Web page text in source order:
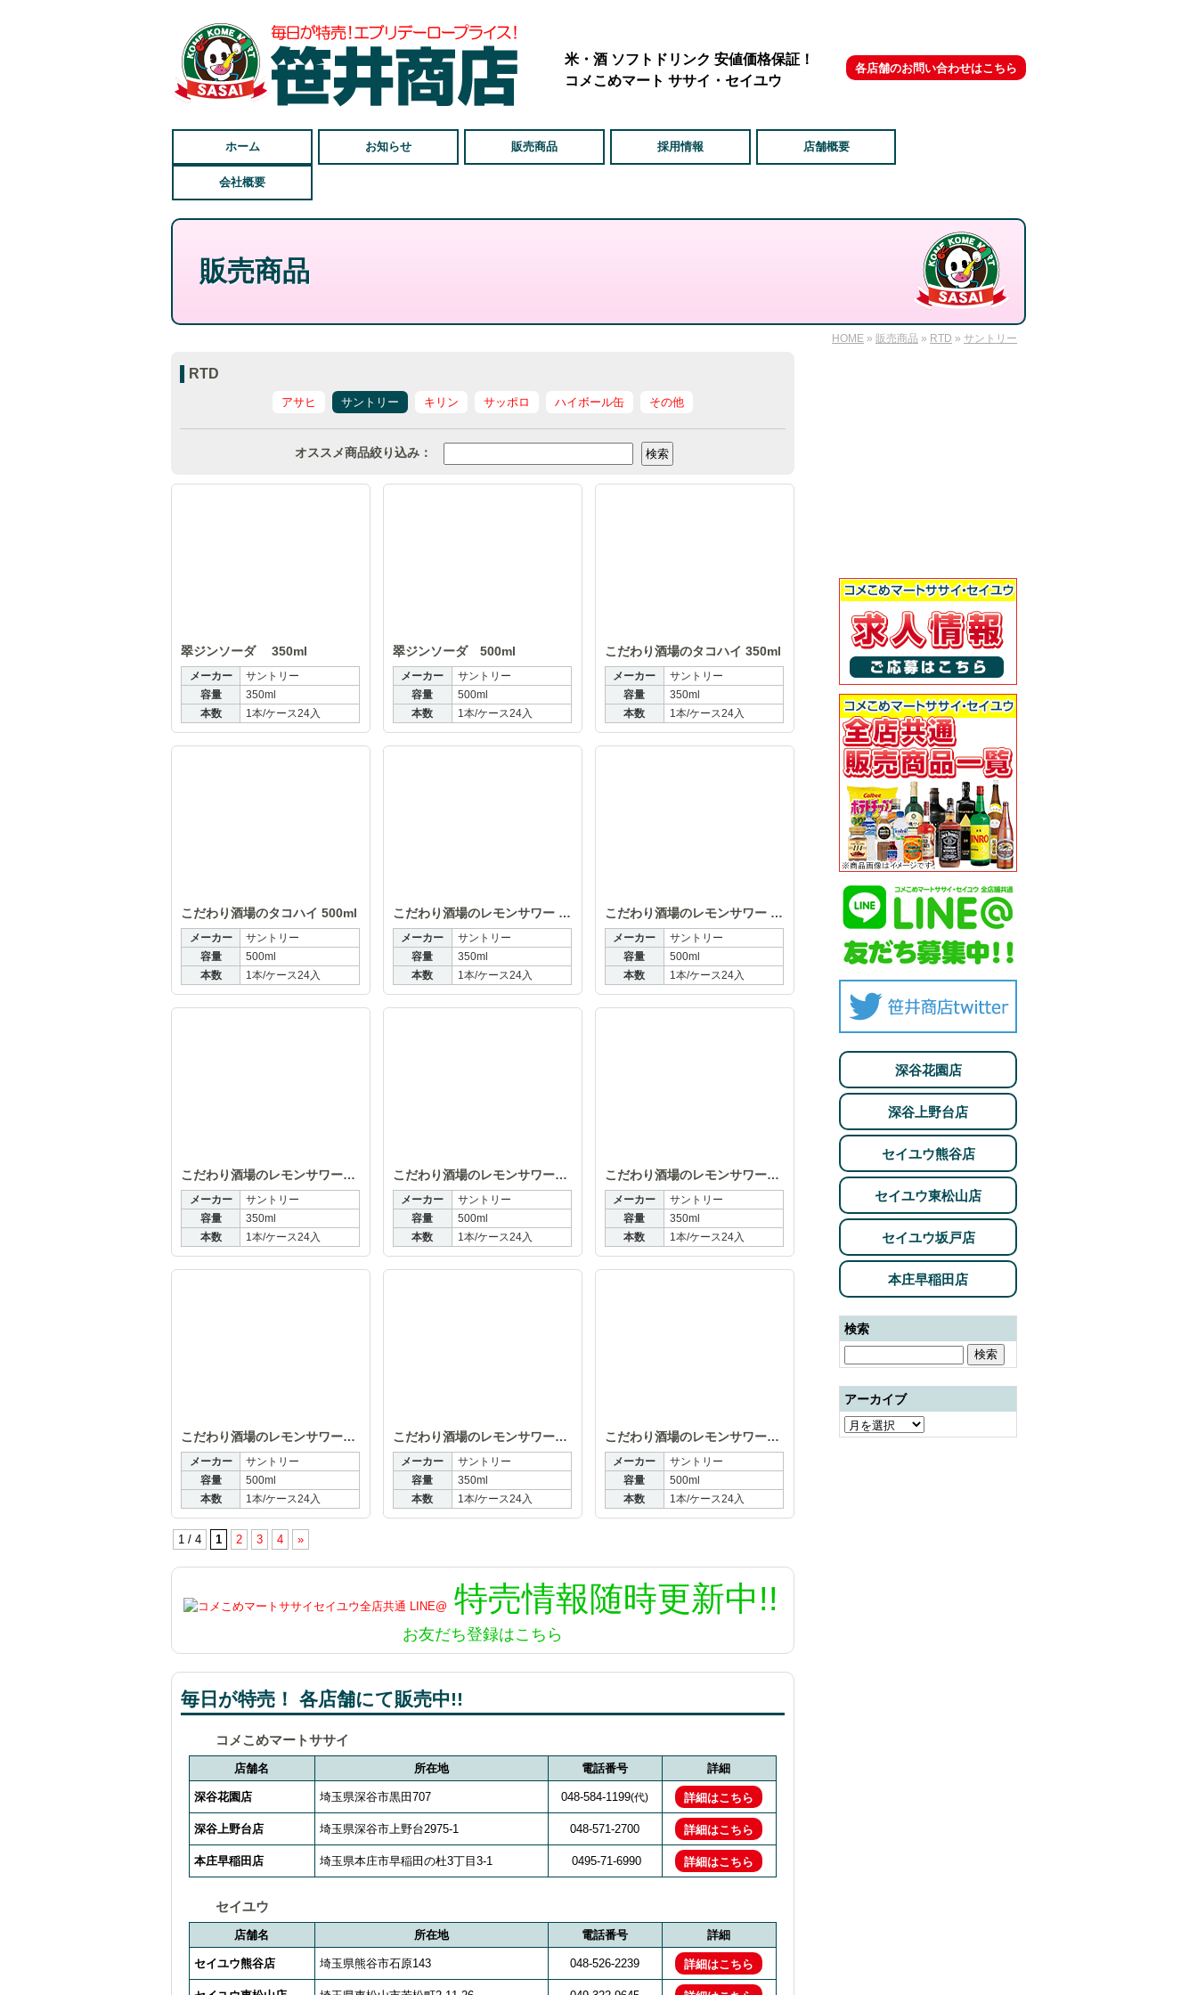
米・酒 ソフトドリンク 安値価格保証！
コメこめマート ササイ・セイユウ
各店舗のお問い合わせはこちら
ホーム お知らせ 販売商品 採用情報 店舗概要
会社概要
販売商品
HOME » 販売商品 » RTD » サントリー
深谷花園店
深谷上野台店
セイユウ熊谷店
セイユウ東松山店
セイユウ坂戸店
本庄早稲田店
検索
アーカイブ
RTD
アサヒ サントリー キリン サッポロ ハイボール缶 その他
オススメ商品絞り込み：
翠ジンソーダ 350ml
メーカー
サントリー
容量
350ml
本数
1本/ケース24入
翠ジンソーダ 500ml
メーカー
サントリー
容量
500ml
本数
1本/ケース24入
こだわり酒場のタコハイ 350ml
メーカー
サントリー
容量
350ml
本数
1本/ケース24入
こだわり酒場のタコハイ 500ml
メーカー
サントリー
容量
500ml
本数
1本/ケース24入
こだわり酒場のレモンサワー 350ml
メーカー
サントリー
容量
350ml
本数
1本/ケース24入
こだわり酒場のレモンサワー 500ml
こだわり酒場のレモンサワー 500ml
メーカー
サントリー
容量
500ml
本数
1本/ケース24入
こだわり酒場のレモンサワー〈キリッと辛口〉350ml
メーカー
サントリー
容量
350ml
本数
1本/ケース24入
こだわり酒場のレモンサワー〈キリッと辛口〉 500ml
メーカー
サントリー
容量
500ml
本数
1本/ケース24入
こだわり酒場のレモンサワー〈追い足しレモン〉350ml
メーカー
サントリー
容量
350ml
本数
1本/ケース24入
こだわり酒場のレモンサワー〈追い足しレモン〉500ml
メーカー
サントリー
容量
500ml
本数
1本/ケース24入
こだわり酒場のレモンサワー〈濃い旨〉350ml
メーカー
サントリー
容量
350ml
本数
1本/ケース24入
こだわり酒場のレモンサワー〈濃い旨〉500ml
こだわり酒場のレモンサワー〈濃い旨〉500ml
メーカー
サントリー
容量
500ml
本数
1本/ケース24入
1 / 4 1 2 3 4 »
特売情報随時更新中!!
お友だち登録はこちら
毎日が特売！ 各店舗にて販売中!!
コメこめマートササイ
店舗名 所在地 電話番号 詳細
深谷花園店 埼玉県深谷市黒田707 048-584-1199(代) 詳細はこちら
深谷上野台店 埼玉県深谷市上野台2975-1 048-571-2700 詳細はこちら
本庄早稲田店 埼玉県本庄市早稲田の杜3丁目3-1 0495-71-6990 詳細はこちら
セイユウ
店舗名 所在地 電話番号 詳細
セイユウ熊谷店 埼玉県熊谷市石原143 048-526-2239 詳細はこちら